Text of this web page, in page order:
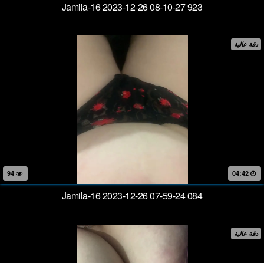
Jamila-16 2023-12-26 08-10-27 923
دقة عالية
04:42
Jamila-16 2023-12-26 07-59-24 084
دقة عالية